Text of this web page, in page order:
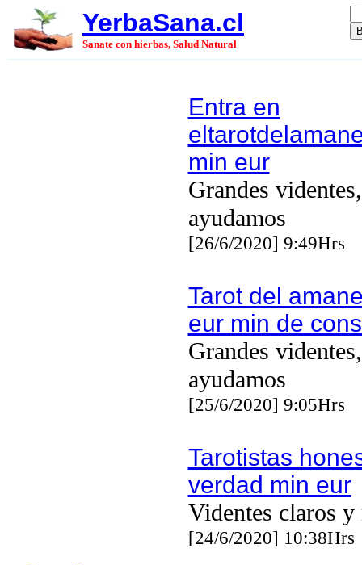
YerbaSana.cl
Sanate con hierbas, Salud Natural
Entra en
min eur
Grandes
ayudamos
[26/6/2020] 9:49Hrs
Tarot del
eur min de
Grandes
ayudamos
[25/6/2020] 9:05Hrs
Tarotistas
verdad min eur
Videntes claros y
[24/6/2020] 10:38Hrs